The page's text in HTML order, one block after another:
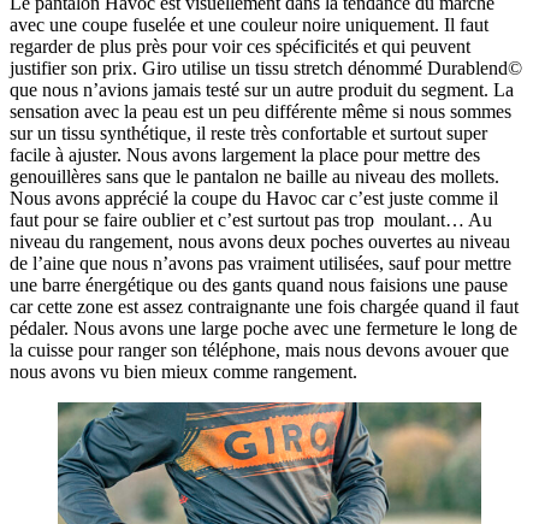
avec une coupe fuselée et une couleur noire uniquement. Il faut
regarder de plus près pour voir ces spécificités et qui peuvent
justifier son prix. Giro utilise un tissu stretch dénommé Durablend©
que nous n’avions jamais testé sur un autre produit du segment. La
sensation avec la peau est un peu différente même si nous sommes
sur un tissu synthétique, il reste très confortable et surtout super
facile à ajuster. Nous avons largement la place pour mettre des
genouillères sans que le pantalon ne baille au niveau des mollets.
Nous avons apprécié la coupe du Havoc car c’est juste comme il
faut pour se faire oublier et c’est surtout pas trop moulant… Au
niveau du rangement, nous avons deux poches ouvertes au niveau
de l’aine que nous n’avons pas vraiment utilisées, sauf pour mettre
une barre énergétique ou des gants quand nous faisions une pause
car cette zone est assez contraignante une fois chargée quand il faut
pédaler. Nous avons une large poche avec une fermeture le long de
la cuisse pour ranger son téléphone, mais nous devons avouer que
nous avons vu bien mieux comme rangement.